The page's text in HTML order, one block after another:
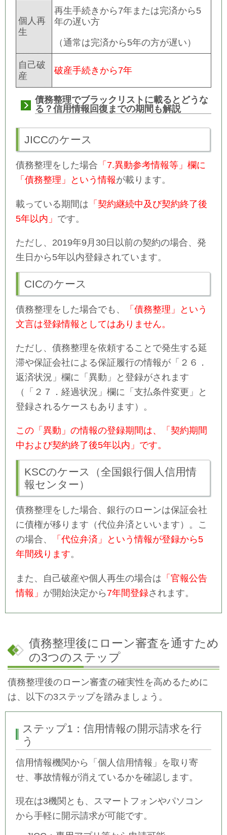
個人再
生
再生手続きから7年または完済から5
年の遅い方
（通常は完済から5年の方が遅い）
自己破
産
破産手続きから7年
債務整理でブラックリストに載るとどうな
る？信用情報回復までの期間も解説
JICCのケース
債務整理をした場合 「7.異動参考情報等」欄に
「債務整理」という情報が載ります。
載っている期間は 「契約継続中及び契約終了後
5年以内」 です。
ただし、2019年9月30日以前の契約の場合、発
生日から5年以内登録されています。
CICのケース
債務整理をした場合でも、
「債務整理」という
文言は登録情報としてはありません。
ただし、債務整理を依頼することで発生する延
滞や保証会社による保証履行の情報が「２６．
返済状況」欄に「異動」と登録がされます
（「２７．経過状況」欄に「支払条件変更」と
登録されるケースもあります）。
この「異動」の情報の登録期間は、「契約期間
中および契約終了後5年以内」です。
KSCのケース（全国銀行個人信用情
報センター）
債務整理をした場合、銀行のローンは保証会社
に債権が移ります（代位弁済といいます）。こ
の場合、
「代位弁済」という情報が登録から5
年間残ります。
また、自己破産や個人再生の場合は 「官報公告
情報」 が開始決定から7年間登録されます。
債務整理後にローン審査を通すため
の3つのステップ
債務整理後のローン審査の確実性を高めるために
は、以下の3ステップを踏みましょう。
ステップ1：信用情報の開示請求を行
う
信用情報機関から「個人信用情報」を取り寄
せ、事故情報が消えているかを確認します。
現在は3機関とも、スマートフォンやパソコン
から手軽に開示請求が可能です。